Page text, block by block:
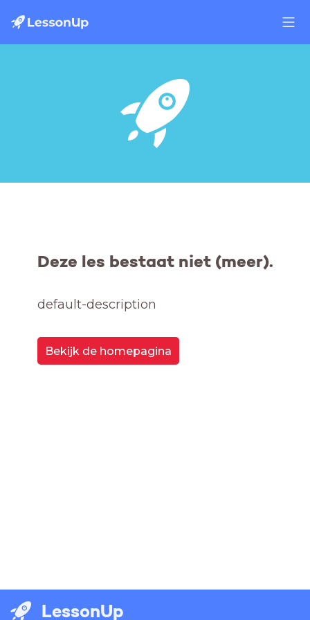
Deze les bestaat niet (meer).
default-description
Bekijk de homepagina
LessonUp